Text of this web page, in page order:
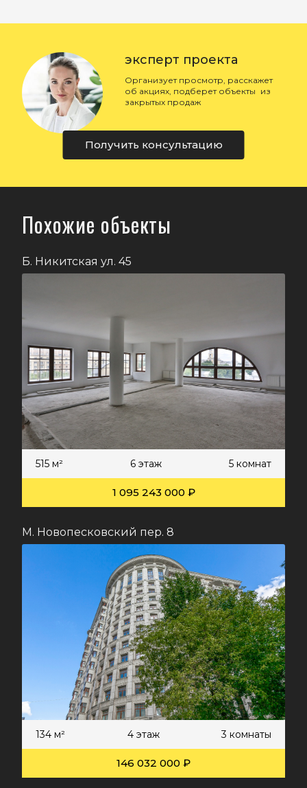
эксперт проекта
Организует просмотр, расскажет
об акциях, подберет объекты из
закрытых продаж
Получить консультацию
Похожие объекты
Б. Никитская ул. 45
515 м² 6 этаж 5 комнат
1 095 243 000 ₽
М. Новопесковский пер. 8
134 м² 4 этаж 3 комнаты
146 032 000 ₽